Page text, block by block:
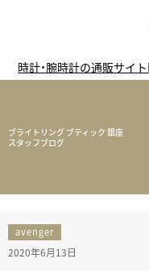
時計・腕時計の通販サイト
ブライトリング ブティック 銀座
スタッフブログ
avenger
2020年6月13日